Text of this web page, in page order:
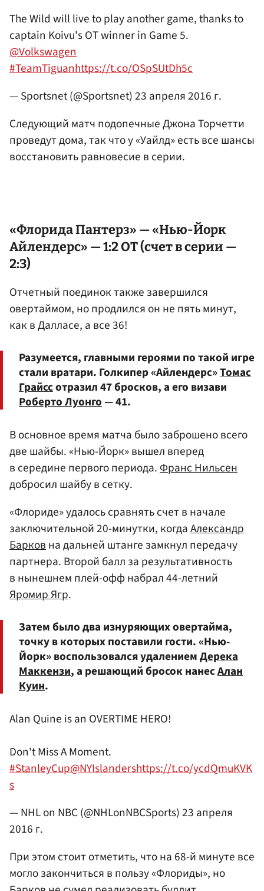
The Wild will live to play another game, thanks to
captain Koivu's OT winner in Game 5.
@Volkswagen
#TeamTiguanhttps://t.co/OSpSUtDh5c
— Sportsnet (@Sportsnet)23 апреля 2016 г.
Следующий матч подопечные Джона Торчетти
проведут дома, так что у «Уайлд» есть все шансы
восстановить равновесие в серии.
«Флорида Пантерз» — «Нью-Йорк
Айлендерс» — 1:2 ОТ (счет в серии —
2:3)
Отчетный поединок также завершился
овертаймом, но продлился он не пять минут,
как в Далласе, а все 36!
Разумеется, главными героями по такой игре
стали вратари. Голкипер «Айлендерс»Томас
Грайссотразил 47 бросков, а его визави
Роберто Луонго— 41.
В основное время матча было заброшено всего
две шайбы. «Нью-Йорк» вышел вперед
в середине первого периода.Франс Нильсен
добросил шайбу в сетку.
«Флориде» удалось сравнять счет в начале
заключительной 20-минутки, когдаАлександр
Барковна дальней штанге замкнул передачу
партнера. Второй балл за результативность
в нынешнем плей-офф набрал 44-летний
Яромир Ягр.
Затем было два изнуряющих овертайма,
точку в которых поставили гости. «Нью-
Йорк» воспользовался удалениемДерека
Маккензи, а решающий бросок нанесАлан
Куин.
Alan Quine is an OVERTIME HERO!
Don't Miss A Moment.
#StanleyCup@NYIslandershttps://t.co/ycdQmuKVK
s
— NHL on NBC (@NHLonNBCSports)23 апреля
2016 г.
При этом стоит отметить, что на 68-й минуте все
могло закончиться в пользу «Флориды», но